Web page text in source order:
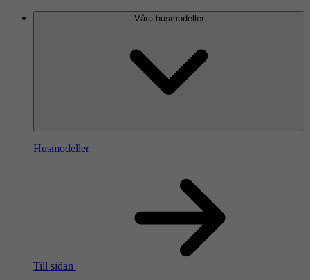
Våra husmodeller
Husmodeller
Till sidan